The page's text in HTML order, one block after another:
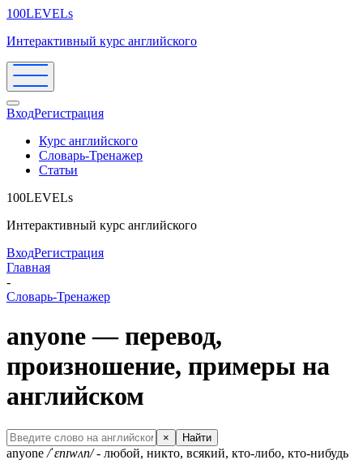
100LEVELs
Интерактивный курс английского
ВходРегистрация
Курс английского
Словарь-Тренажер
Статьи
100LEVELs
Интерактивный курс английского
ВходРегистрация
Главная
-
Словарь-Тренажер
anyone — перевод,
произношение, примеры на
английском
× Найти
anyone /ˈɛnɪwʌn/- любой, никто, всякий, кто-либо, кто-нибудь